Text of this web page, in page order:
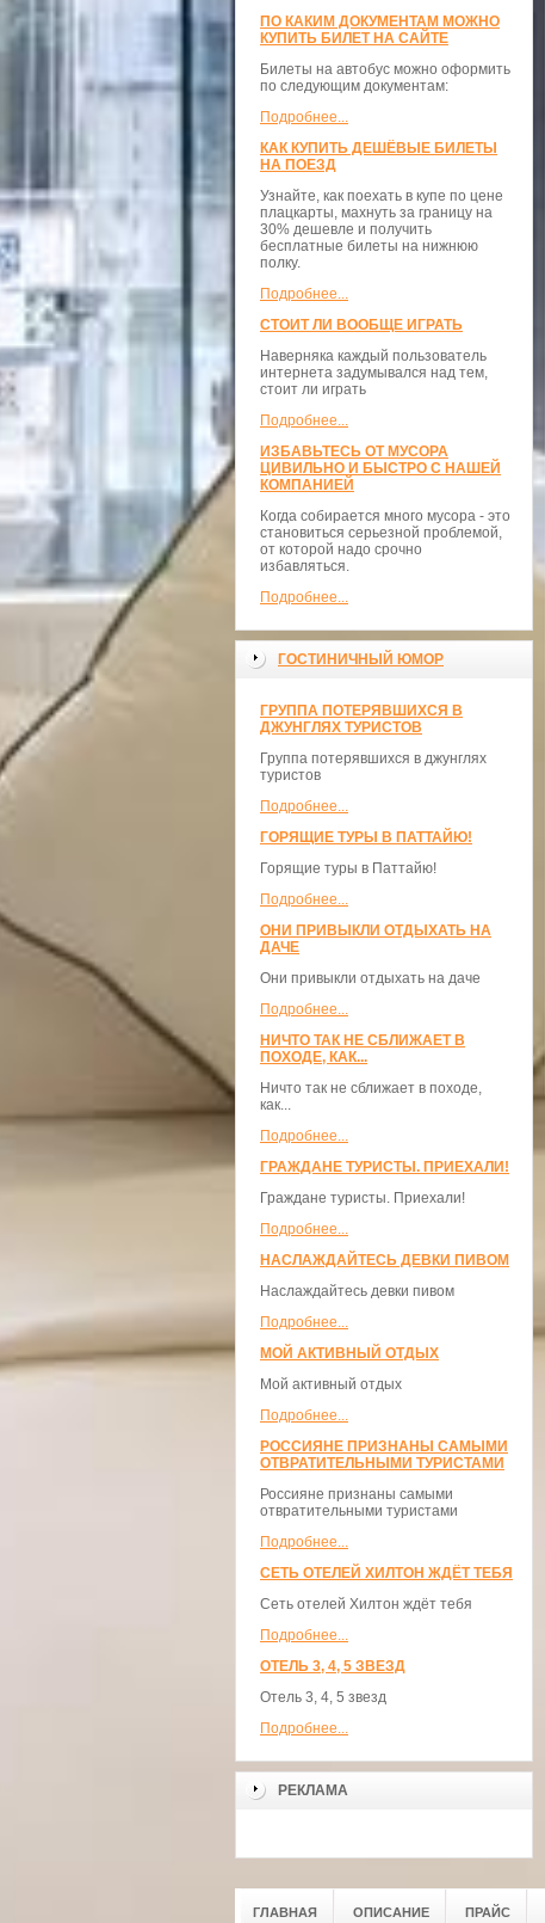
ПО КАКИМ ДОКУМЕНТАМ МОЖНО
КУПИТЬ БИЛЕТ НА САЙТЕ
Билеты на автобус можно оформить
по следующим документам:
Подробнее...
КАК КУПИТЬ ДЕШЁВЫЕ БИЛЕТЫ
НА ПОЕЗД
Узнайте, как поехать в купе по цене
плацкарты, махнуть за границу на
30% дешевле и получить
бесплатные билеты на нижнюю
полку.
Подробнее...
СТОИТ ЛИ ВООБЩЕ ИГРАТЬ
Наверняка каждый пользователь
интернета задумывался над тем,
стоит ли играть
Подробнее...
ИЗБАВЬТЕСЬ ОТ МУСОРА
ЦИВИЛЬНО И БЫСТРО С НАШЕЙ
КОМПАНИЕЙ
Когда собирается много мусора - это
становиться серьезной проблемой,
от которой надо срочно
избавляться.
Подробнее...
ГОСТИНИЧНЫЙ ЮМОР
ГРУППА ПОТЕРЯВШИХСЯ В
ДЖУНГЛЯХ ТУРИСТОВ
Группа потерявшихся в джунглях
туристов
Подробнее...
ГОРЯЩИЕ ТУРЫ В ПАТТАЙЮ!
Горящие туры в Паттайю!
Подробнее...
ОНИ ПРИВЫКЛИ ОТДЫХАТЬ НА
ДАЧЕ
Они привыкли отдыхать на даче
Подробнее...
НИЧТО ТАК НЕ СБЛИЖАЕТ В
ПОХОДЕ, КАК...
Ничто так не сближает в походе,
как...
Подробнее...
ГРАЖДАНЕ ТУРИСТЫ. ПРИЕХАЛИ!
Граждане туристы. Приехали!
Подробнее...
НАСЛАЖДАЙТЕСЬ ДЕВКИ ПИВОМ
Наслаждайтесь девки пивом
Подробнее...
МОЙ АКТИВНЫЙ ОТДЫХ
Мой активный отдых
Подробнее...
РОССИЯНЕ ПРИЗНАНЫ САМЫМИ
ОТВРАТИТЕЛЬНЫМИ ТУРИСТАМИ
Россияне признаны самыми
отвратительными туристами
Подробнее...
СЕТЬ ОТЕЛЕЙ ХИЛТОН ЖДЁТ ТЕБЯ
Сеть отелей Хилтон ждёт тебя
Подробнее...
ОТЕЛЬ 3, 4, 5 ЗВЕЗД
Отель 3, 4, 5 звезд
Подробнее...
РЕКЛАМА
ГЛАВНАЯ ОПИСАНИЕ ПРАЙС